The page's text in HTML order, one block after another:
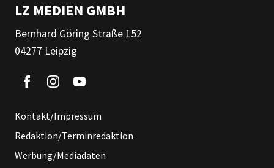
LZ MEDIEN GMBH
Bernhard Göring Straße 152
04277 Leipzig
Kontakt/Impressum
Redaktion/Terminredaktion
Werbung/Mediadaten